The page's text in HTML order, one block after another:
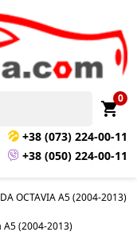
shopping_cart
0
+38 (073) 224-00-11
+38 (050) 224-00-11
OCTAVIA A5 (2004-2013)
A5 (2004-2013)